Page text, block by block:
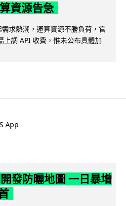
資源告急
求熱潮，運算資源不勝負荷，官
上調 API 收費，惟未公布具體加
App
發防曬地圖 一日暴增